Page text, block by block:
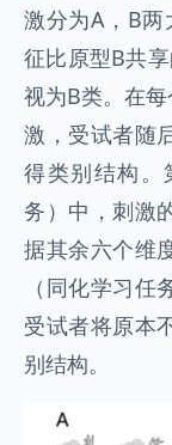
激分为A，B
征比原型B共
视为B类。在
激，受试者随
得类别结构。
务）中，刺激
据其余六个维
（同化学习
受试者将原本
别结构。